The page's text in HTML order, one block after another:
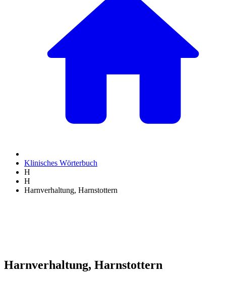
Klinisches Wörterbuch
H
H
Harnverhaltung, Harnstottern
Harnverhaltung, Harnstottern